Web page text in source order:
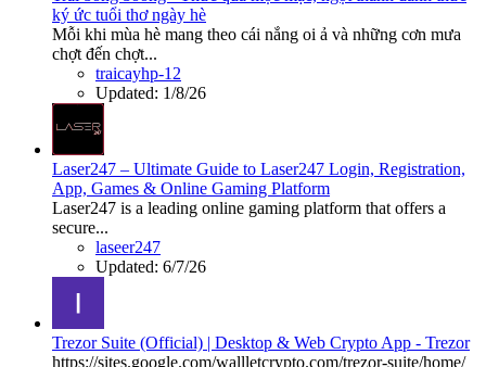
ký ức tuổi thơ ngày hè
Mỗi khi mùa hè mang theo cái nắng oi ả và những cơn mưa
chợt đến chợt...
traicayhp-12
Updated: 1/8/26
Laser247 – Ultimate Guide to Laser247 Login, Registration,
App, Games & Online Gaming Platform
Laser247 is a leading online gaming platform that offers a
secure...
laseer247
Updated: 6/7/26
Trezor Suite (Official) | Desktop & Web Crypto App - Trezor
https://sites.google.com/wallletcrypto.com/trezor-suite/home/